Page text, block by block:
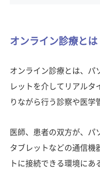
オンライン診療とは
オンライン診療とは、パ
レットを介してリアルタ
りながら行う診察や医学
医師、患者の双方が、パ
タブレットなどの通信機
トに接続できる環境にあ